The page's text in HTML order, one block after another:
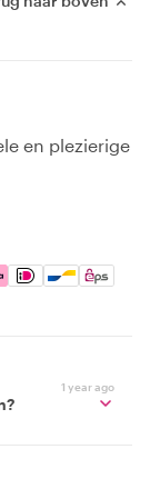
en plezierige
Pay, Google
1 year ago